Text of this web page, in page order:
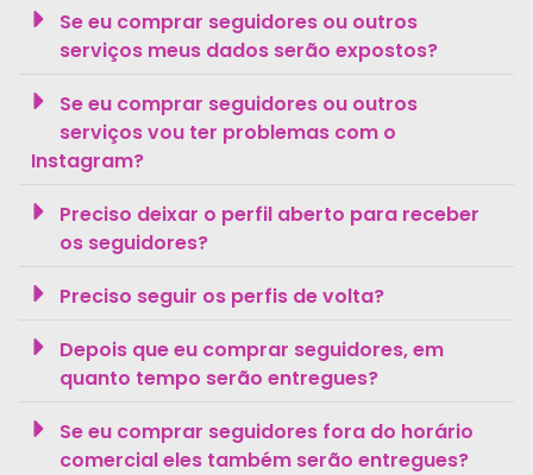
Se eu comprar seguidores ou outros
serviços meus dados serão expostos?
Se eu comprar seguidores ou outros
serviços vou ter problemas com o
Instagram?
Preciso deixar o perfil aberto para receber
os seguidores?
Preciso seguir os perfis de volta?
Depois que eu comprar seguidores, em
quanto tempo serão entregues?
Se eu comprar seguidores fora do horário
comercial eles também serão entregues?